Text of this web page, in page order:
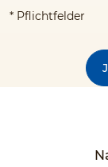
* Pflichtfelder